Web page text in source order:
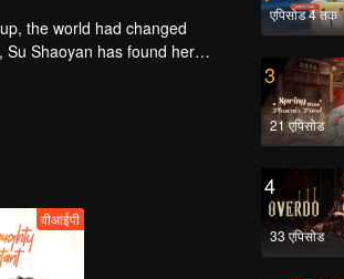
the world had changed
Su Shaoyan has found her
Shaoyan as his "husband-in-
वीआईपी
एपिसोड 4 तक
3
21 एपिसोड
4
33 एपिसोड